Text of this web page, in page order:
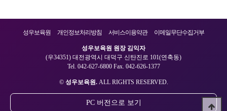
성우보육원 개인정보처리방침 서비스이용약관 이메일무단수집거부
성우보육원 원장 김익자
(우34351) 대전광역시 대덕구 신탄진로 101(연축동)
Tel. 042-627-6800 Fax. 042-626-1377
© 성우보육원.ALL RIGHTS RESERVED.
PC 버전으로 보기